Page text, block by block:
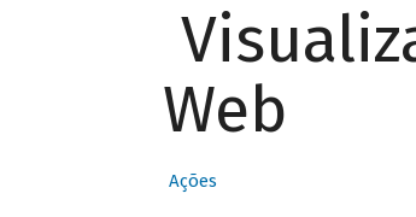
Web
Ações